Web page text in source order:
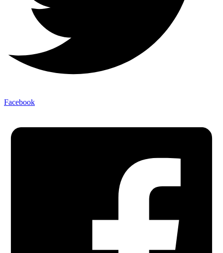
Facebook